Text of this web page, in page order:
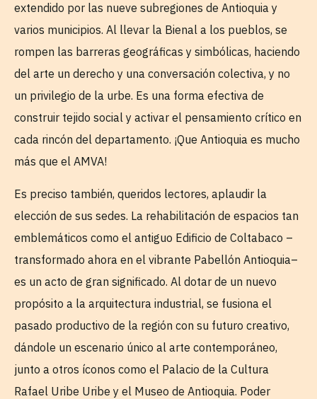
extendido por las nueve subregiones de Antioquia y
varios municipios. Al llevar la Bienal a los pueblos, se
rompen las barreras geográficas y simbólicas, haciendo
del arte un derecho y una conversación colectiva, y no
un privilegio de la urbe. Es una forma efectiva de
construir tejido social y activar el pensamiento crítico en
cada rincón del departamento. ¡Que Antioquia es mucho
más que el AMVA!
Es preciso también, queridos lectores, aplaudir la
elección de sus sedes. La rehabilitación de espacios tan
emblemáticos como el antiguo Edificio de Coltabaco –
transformado ahora en el vibrante Pabellón Antioquia–
es un acto de gran significado. Al dotar de un nuevo
propósito a la arquitectura industrial, se fusiona el
pasado productivo de la región con su futuro creativo,
dándole un escenario único al arte contemporáneo,
junto a otros íconos como el Palacio de la Cultura
Rafael Uribe Uribe y el Museo de Antioquia. Poder